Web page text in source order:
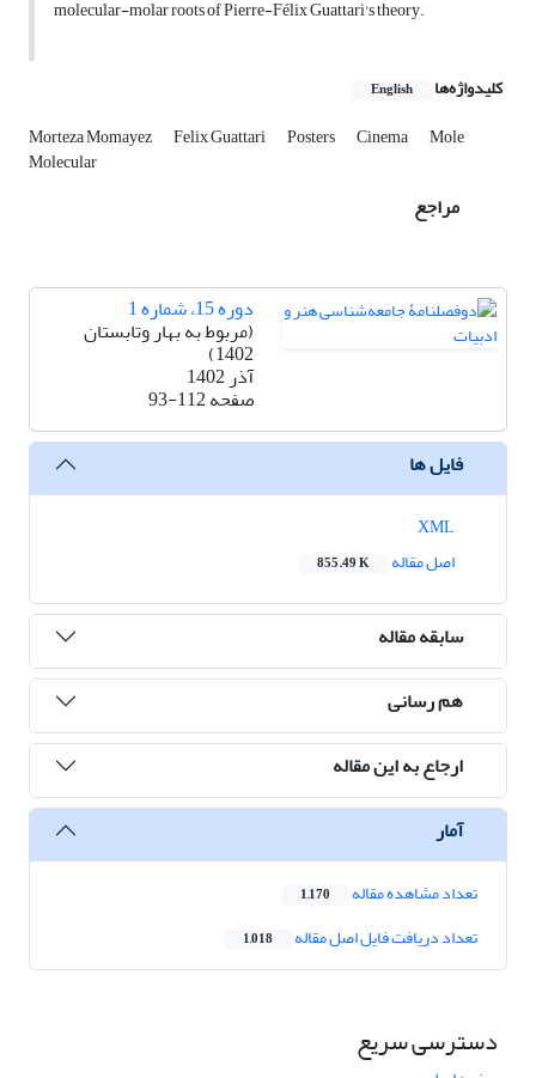
molecular-molar roots of Pierre-Félix Guattari's theory.
کلیدواژه‌ها English
Morteza Momayez Felix Guattari Posters Cinema Mole
Molecular
مراجع
دوره 15، شماره 1
(مربوط به بهار وتابستان
1402)
آذر 1402
صفحه93-112
فایل ها
اصل مقاله
855.49 K
سابقه مقاله
هم رسانی
ارجاع به این مقاله
آمار
تعداد مشاهده مقاله 1,170
تعداد دریافت فایل اصل مقاله 1,018
دسترسی سریع